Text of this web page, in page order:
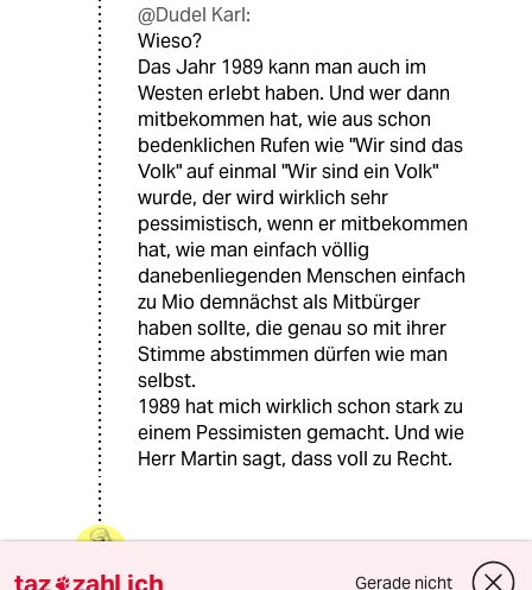
@Dudel Karl:
Wieso?
Das Jahr 1989 kann man auch im
Westen erlebt haben. Und wer dann
mitbekommen hat, wie aus schon
bedenklichen Rufen wie "Wir sind das
Volk" auf einmal "Wir sind ein Volk"
wurde, der wird wirklich sehr
pessimistisch, wenn er mitbekommen
hat, wie man einfach völlig
danebenliegenden Menschen einfach
zu Mio demnächst als Mitbürger
haben sollte, die genau so mit ihrer
Stimme abstimmen dürfen wie man
selbst.
1989 hat mich wirklich schon stark zu
einem Pessimisten gemacht. Und wie
Herr Martin sagt, dass voll zu Recht.
Dudel Karl
10.01.2015
taz zahl ich Gerade nicht